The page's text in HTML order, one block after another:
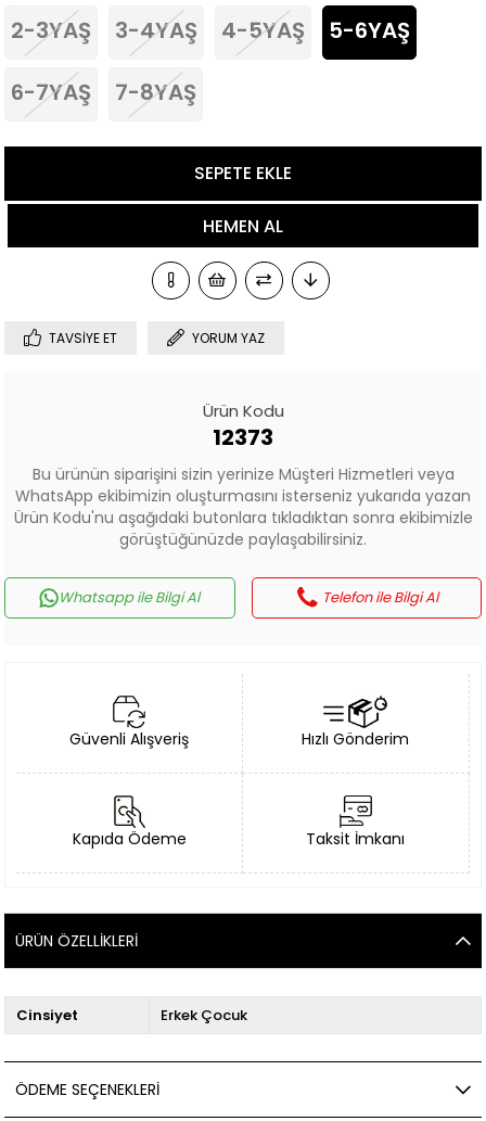
2-3YAŞ 3-4YAŞ 4-5YAŞ 5-6YAŞ
6-7YAŞ 7-8YAŞ
TAVSIYE ET YORUM YAZ
Ürün Kodu
12373
Bu ürünün siparişini sizin yerinize Müşteri Hizmetleri veya
WhatsApp ekibimizin oluşturmasını isterseniz yukarıda yazan
Ürün Kodu'nu aşağıdaki butonlara tıkladıktan sonra ekibimizle
görüştüğünüzde paylaşabilirsiniz.
Whatsapp ile Bilgi Al Telefon ile Bilgi Al
Güvenli Alışveriş Hızlı Gönderim
Kapıda Ödeme Taksit İmkanı
ÜRÜN ÖZELLIKLERI
Cinsiyet Erkek Çocuk
ÖDEME SEÇENEKLERI